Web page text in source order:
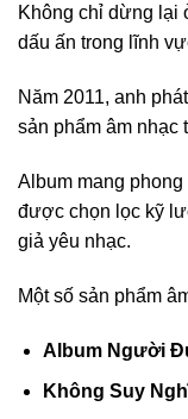
Không chỉ dừng lại
dấu ấn trong lĩnh
Năm 2011, anh
sản phẩm âm nhạc
Album mang
được chọn lọc kỹ
giả yêu nhạc.
Một số sản phẩm
Album Người
Không Suy